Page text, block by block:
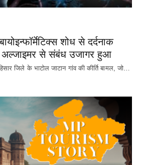
शोध से दर्दनाक
अल्जाइमर से संबंध उजागर हुआ
जिले के भाटोल जाटान गांव की कीर्ति बामल, जो…